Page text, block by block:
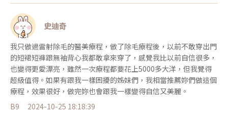
史迪奇
我只做過雷射除毛的醫美療程，做了除毛療程後，以前不敢穿出門
的短裙短褲跟無袖背心我都敢拿來穿了，感覺我比以前自信很多，
也變得更愛漂亮，雖然一次療程都要花上5000多大洋，但我覺得
超級值得。如果有跟我一樣困擾的姊妹們，我相當推薦妳們做這個
療程，效果很好，做完妳也會跟我一樣變得自信又美麗。
B9
2024-10-25 18:18:39